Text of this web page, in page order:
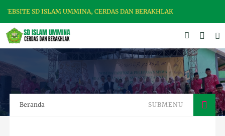
UMMINA, CERDAS DAN BERAKHLAK
Beranda SUBMENU